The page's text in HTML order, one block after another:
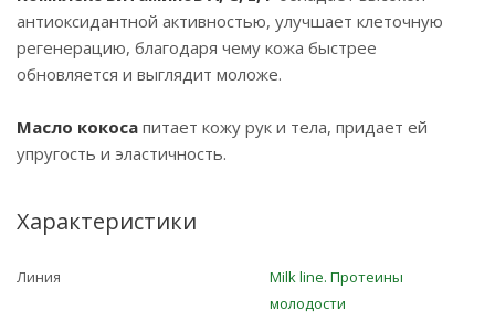
антиоксидантной активностью, улучшает клеточную
регенерацию, благодаря чему кожа быстрее
обновляется и выглядит моложе.
Масло кокоса питает кожу рук и тела, придает ей
упругость и эластичность.
Характеристики
Линия
Milk line. Протеины
молодости